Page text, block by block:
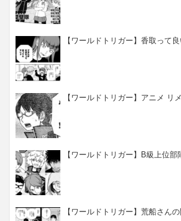
【ワールドトリガー】香取って
【ワールドトリガー】アニメ リ
【ワールドトリガー】B級上位部
【ワールドトリガー】荒船さん